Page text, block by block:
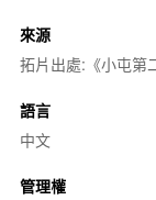
來源
拓片出處:《小屯第
語言
中文
管理權